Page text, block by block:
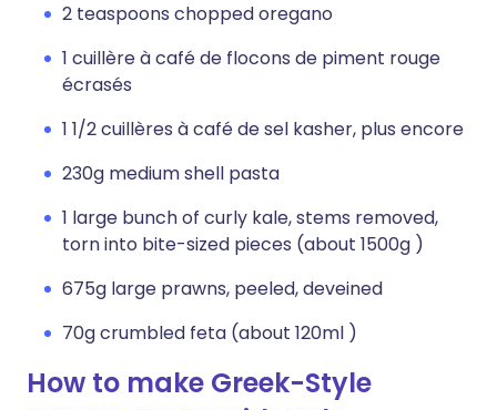
2 teaspoons chopped oregano
1 cuillère à café de flocons de piment rouge
écrasés
1 1/2 cuillères à café de sel kasher, plus encore
230g medium shell pasta
1 large bunch of curly kale, stems removed,
torn into bite-sized pieces (about 1500g )
675g large prawns, peeled, deveined
70g crumbled feta (about 120ml )
How to make Greek-Style